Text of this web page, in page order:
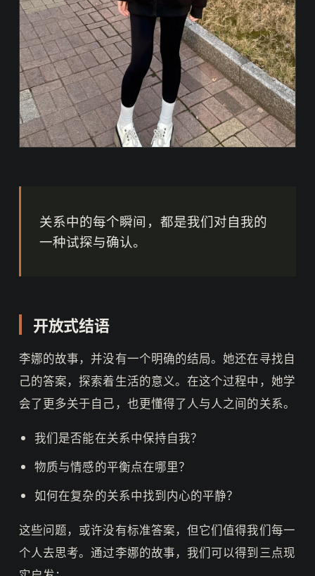
关系中的每个瞬间，都是我们对自我的
一种试探与确认。
开放式结语
李娜的故事，并没有一个明确的结局。她还在寻找自
己的答案，探索着生活的意义。在这个过程中，她学
会了更多关于自己，也更懂得了人与人之间的关系。
我们是否能在关系中保持自我？
物质与情感的平衡点在哪里？
如何在复杂的关系中找到内心的平静？
这些问题，或许没有标准答案，但它们值得我们每一
个人去思考。通过李娜的故事，我们可以得到三点现